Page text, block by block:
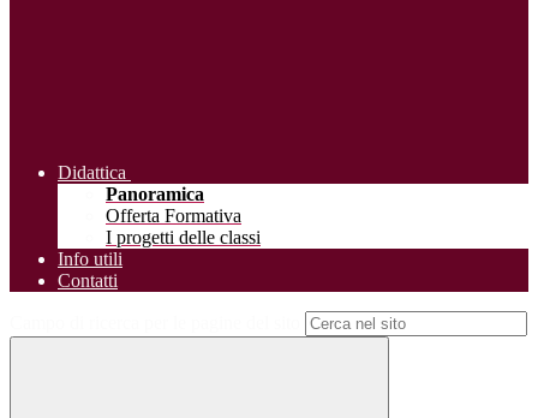
Didattica
Panoramica
Offerta Formativa
I progetti delle classi
Info utili
Contatti